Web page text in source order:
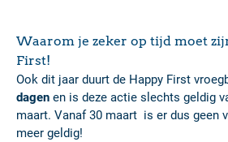
Waarom je zeker op tijd moet
First!
Ook dit jaar duurt de Happy First
dagen en is deze actie slechts geldig
maart. Vanaf 30 maart is er dus geen
meer geldig!